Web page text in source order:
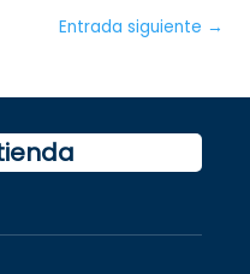
Entrada siguiente →